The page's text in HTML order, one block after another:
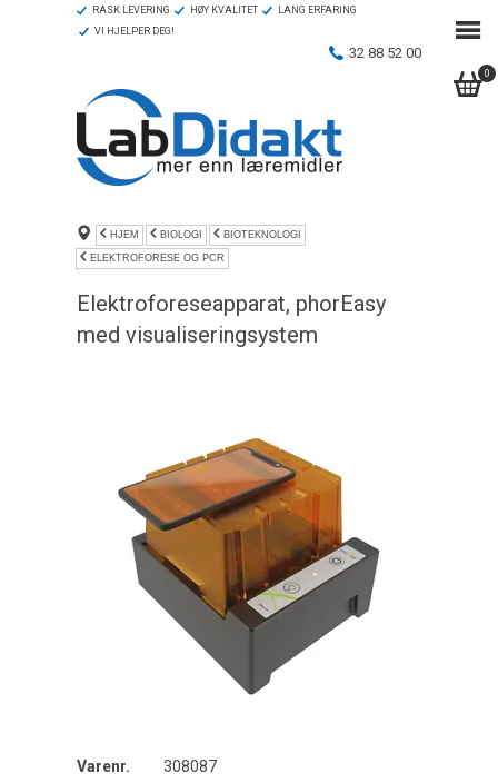
0
RASK LEVERING HØY KVALITET
LANG ERFARING
VI HJELPER DEG!
32 88 52 00
HJEM BIOLOGI BIOTEKNOLOGI
ELEKTROFORESE OG PCR
Elektroforeseapparat, phorEasy
med visualiseringsystem
Varenr.
308087